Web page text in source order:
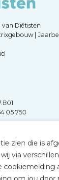
zien die is
via
cookiemelding
van Diëtisten
|
05 750